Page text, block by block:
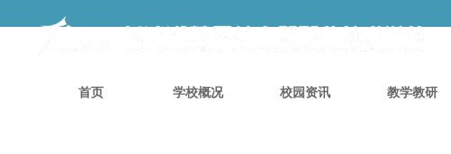
首页 学校概况 校园资讯 教学教研